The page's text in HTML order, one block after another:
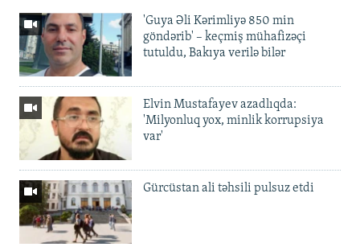
'Guya Əli Kərimliyə 850 min
göndərib' – keçmiş mühafizəçi
tutuldu, Bakıya verilə bilər
Elvin Mustafayev azadlıqda:
'Milyonluq yox, minlik korrupsiya
var'
Gürcüstan ali təhsili pulsuz etdi